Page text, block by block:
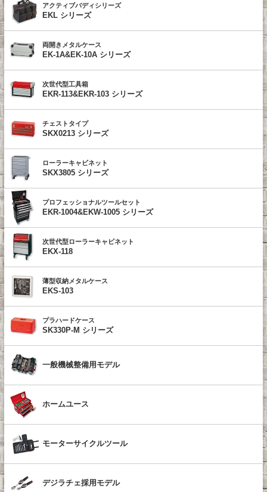
アクティブバディシリーズ
EKL シリーズ
両開きメタルケース
EK-1A&EK-10A シリーズ
次世代型工具箱
EKR-113&EKR-103 シリーズ
チェストタイプ
SKX0213 シリーズ
ローラーキャビネット
SKX3805 シリーズ
プロフェッショナルツールセット
EKR-1004&EKW-1005 シリーズ
次世代型ローラーキャビネット
EKX-118
薄型収納メタルケース
EKS-103
プラハードケース
SK330P-M シリーズ
一般機械整備用モデル
ホームユース
モーターサイクルツール
デジラチェ採用モデル